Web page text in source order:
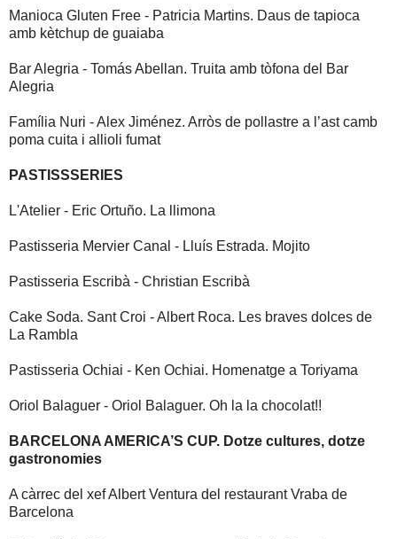
Manioca Gluten Free - Patricia Martins. Daus de tapioca
amb kètchup de guaiaba
Bar Alegria - Tomás Abellan. Truita amb tòfona del Bar
Alegria
Família Nuri - Alex Jiménez. Arròs de pollastre a l’ast camb
poma cuita i allioli fumat
PASTISSSERIES
L'Atelier - Eric Ortuño. La llimona
Pastisseria Mervier Canal - Lluís Estrada. Mojito
Pastisseria Escribà - Christian Escribà
Cake Soda. Sant Croi - Albert Roca. Les braves dolces de
La Rambla
Pastisseria Ochiai - Ken Ochiai. Homenatge a Toriyama
Oriol Balaguer - Oriol Balaguer. Oh la la chocolat!!
BARCELONA AMERICA’S CUP. Dotze cultures, dotze
gastronomies
A càrrec del xef Albert Ventura del restaurant Vraba de
Barcelona